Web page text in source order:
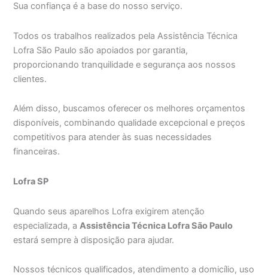
Sua confiança é a base do nosso serviço.
Todos os trabalhos realizados pela Assistência Técnica
Lofra São Paulo são apoiados por garantia,
proporcionando tranquilidade e segurança aos nossos
clientes.
Além disso, buscamos oferecer os melhores orçamentos
disponíveis, combinando qualidade excepcional e preços
competitivos para atender às suas necessidades
financeiras.
Lofra SP
Quando seus aparelhos Lofra exigirem atenção
especializada, a Assistência Técnica Lofra São Paulo
estará sempre à disposição para ajudar.
Nossos técnicos qualificados, atendimento a domicílio, uso